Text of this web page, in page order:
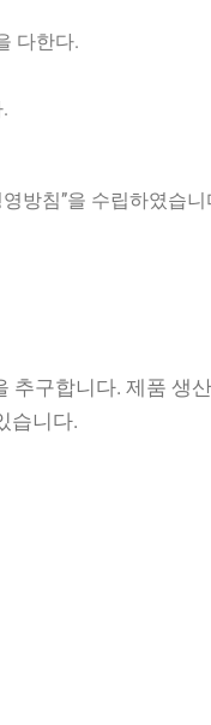
다한다.
영방침”을 수립하였습니
구합니다. 제품 생
습니다.